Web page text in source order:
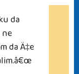
da
da Ä‡e